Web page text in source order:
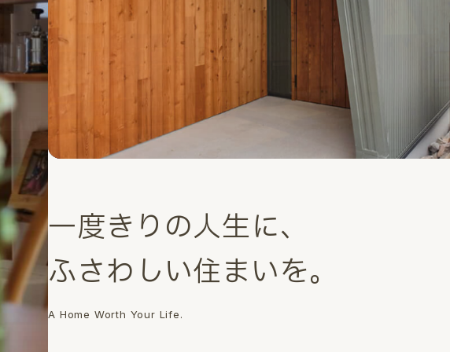
一度き り の人生に、
ふさわ しい住まいを。
A Home Worth Your Life.